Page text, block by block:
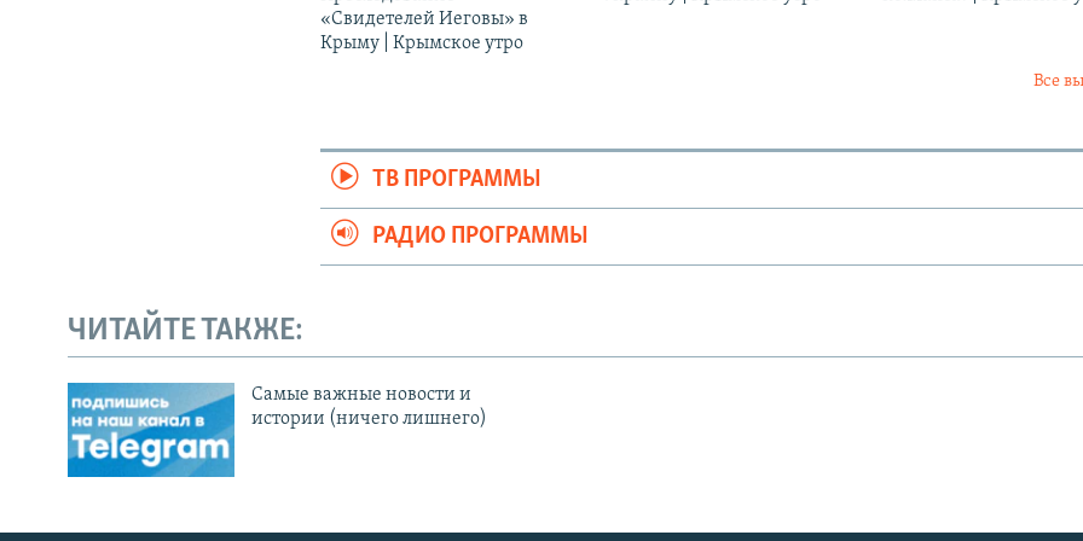
«Свидетелей Иеговы» в
Крыму | Крымское утро
Все
ТВ ПРОГРАММЫ
РАДИО ПРОГРАММЫ
ЧИТАЙТЕ ТАКЖЕ:
Cамые важные новости и
истории (ничего лишнего)